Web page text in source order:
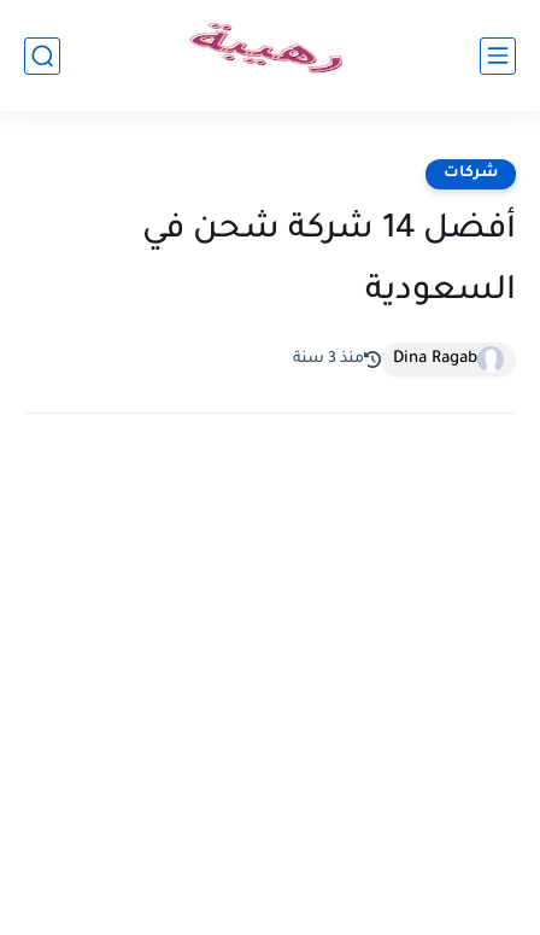
شركات
أفضل 14 شركة شحن في
السعودية
Dina Ragab منذ 3 سنة